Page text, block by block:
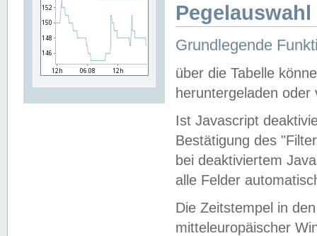
Grundlegende
über die Tabelle
heruntergeladen oder
Ist Javascript
Bestätigung des
bei deaktiviertem
alle Felder
Die Zeitstempel in
mitteleuropäischer